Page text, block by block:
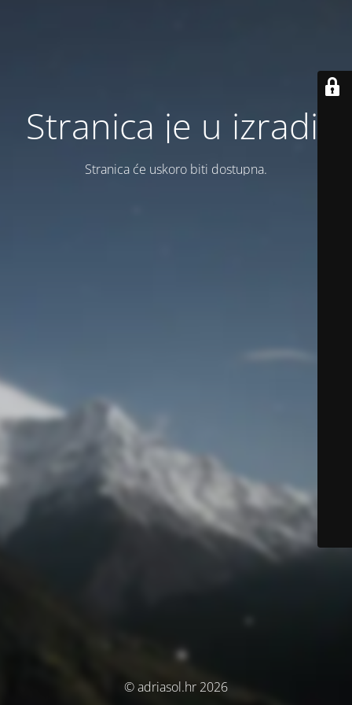
Stranica je u izradi.
Stranica će uskoro biti dostupna.
© adriasol.hr 2026